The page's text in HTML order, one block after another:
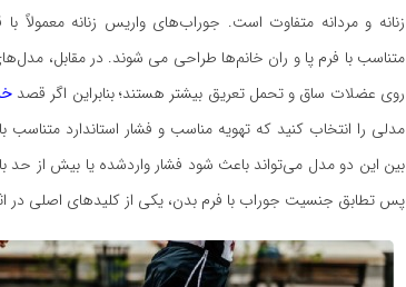
زنانه و مردانه متفاوت است. جوراب‌های واریس زنانه
متناسب با فرم پا و ران خانم‌ها طراحی می شوند. در مقابل،
روی عضلات ساق و تحمل تعریق بیشتر هستند؛ بنابراین اگر قصد
مدلی را انتخاب کنید که تهویه مناسب و فشار استاندارد متناسب
بین این دو مدل می‌تواند باعث شود فشار واردشده یا بیش از حد
پس تطابق جنسیت جوراب با فرم بدن، یکی از کلیدهای اصلی